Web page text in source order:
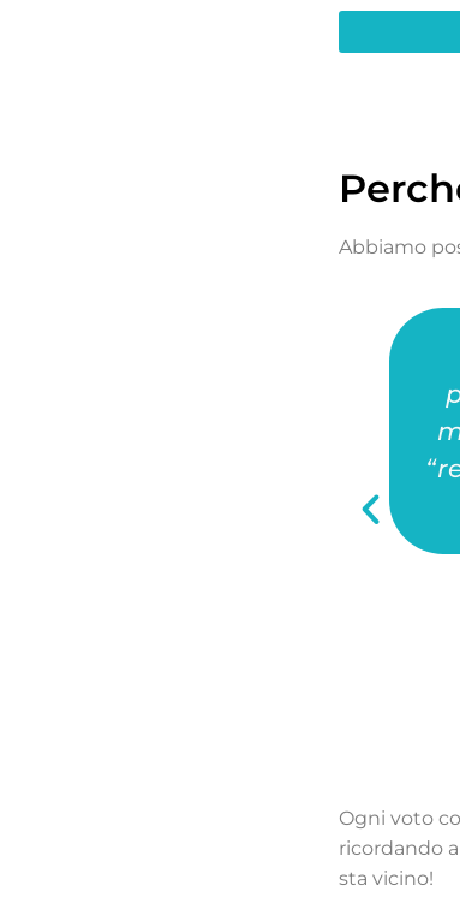
Abbiamo
Ogni voto
ricordando
sta vicino!